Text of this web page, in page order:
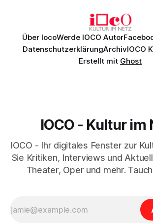
Über IocoWerde IOCO Autor
DatenschutzerklärungArchivIOCO
Erstellt mit Ghost
IOCO - Kultur im
IOCO - Ihr digitales Fenster zur
Sie Kritiken, Interviews und
Theater, Oper und mehr.